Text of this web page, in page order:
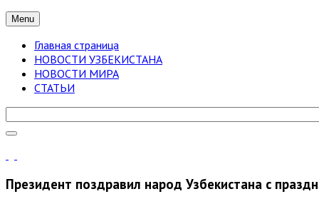
Menu
Главная страница
НОВОСТИ УЗБЕКИСТАНА
НОВОСТИ МИРА
СТАТЬИ
Президент поздравил народ Узбекистана с